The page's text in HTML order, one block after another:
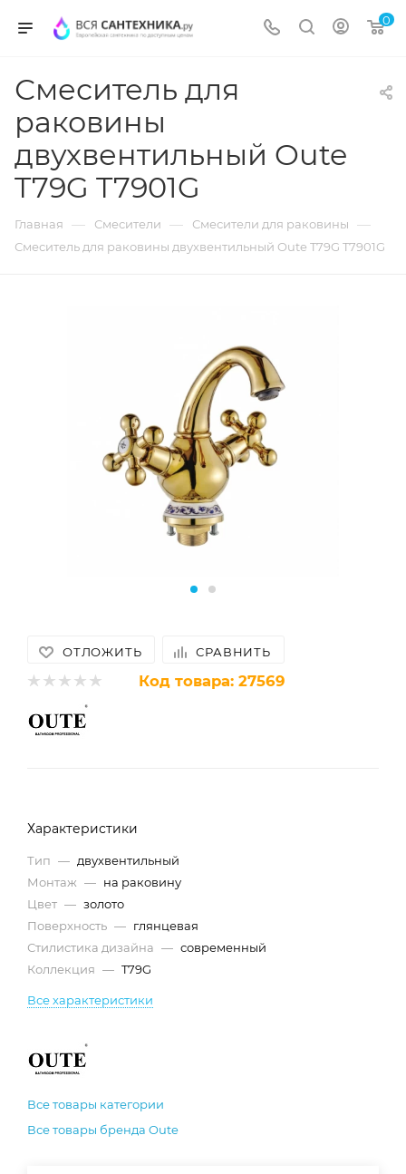
0
Смеситель для
раковины
двухвентильный Oute
T79G T7901G
Главная — Смесители — Смесители для раковины —
Смеситель для раковины двухвентильный Oute T79G T7901G
ОТЛОЖИТЬ СРАВНИТЬ
Код товара: 27569
Характеристики
Тип — двухвентильный
Монтаж — на раковину
Цвет — золото
Поверхность — глянцевая
Стилистика дизайна — современный
Коллекция — T79G
Все характеристики
Все товары категории
Все товары бренда Oute